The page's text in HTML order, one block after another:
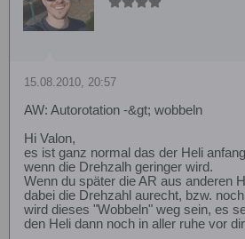
15.08.2010, 20:57
AW: Autorotation -&gt; wobbeln
Hi Valon,
es ist ganz normal das der Heli
wenn die Drehzalh geringer wird.
Wenn du später die AR aus anderen
dabei die Drehzahl aurecht, bzw.
wird dieses "Wobbeln" weg sein, es
den Heli dann noch in aller ruhe vor